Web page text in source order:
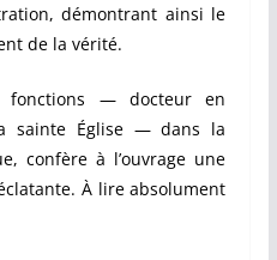
démontrant ainsi le
de la vérité.
fonctions — docteur en
sainte Église — dans la
confère à l’ouvrage une
À lire absolument